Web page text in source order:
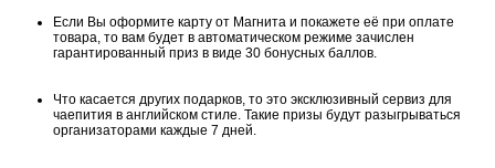
Если Вы оформите карту от Магнита и покажете её при оплате
товара, то вам будет в автоматическом режиме зачислен
гарантированный приз в виде 30 бонусных баллов.
Что касается других подарков, то это эксклюзивный сервиз для
чаепития в английском стиле. Такие призы будут разыгрываться
организаторами каждые 7 дней.